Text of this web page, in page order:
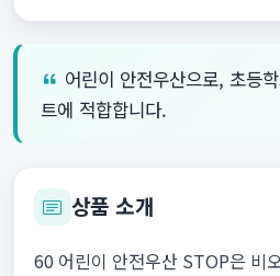
어린이 안전우산으로, 초등
트에 적합합니다.
상품 소개
60 어린이 안전우산 STOP은 비